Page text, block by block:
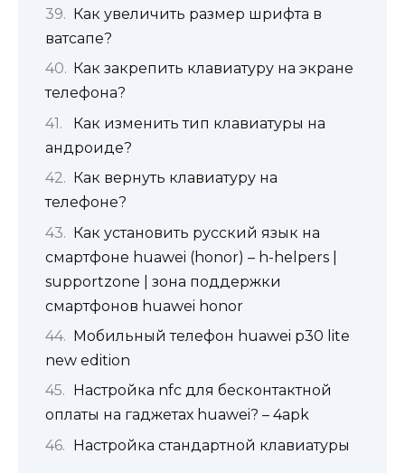
Как увеличить размер шрифта в
ватсапе?
Как закрепить клавиатуру на экране
телефона?
Как изменить тип клавиатуры на
андроиде?
Как вернуть клавиатуру на
телефоне?
Как установить русский язык на
смартфоне huawei (honor) – h-helpers |
supportzone | зона поддержки
смартфонов huawei honor
Мобильный телефон huawei p30 lite
new edition
Настройка nfc для бесконтактной
оплаты на гаджетах huawei? – 4apk
Настройка стандартной клавиатуры